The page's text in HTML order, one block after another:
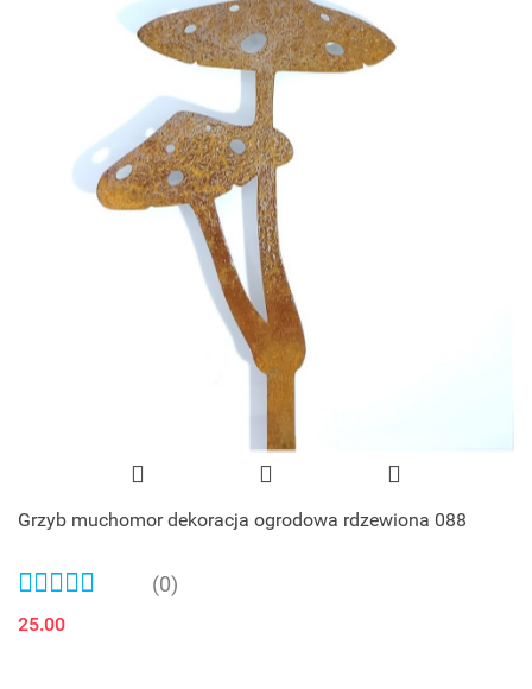
Grzyb muchomor dekoracja ogrodowa rdzewiona 088
(0)
25.00